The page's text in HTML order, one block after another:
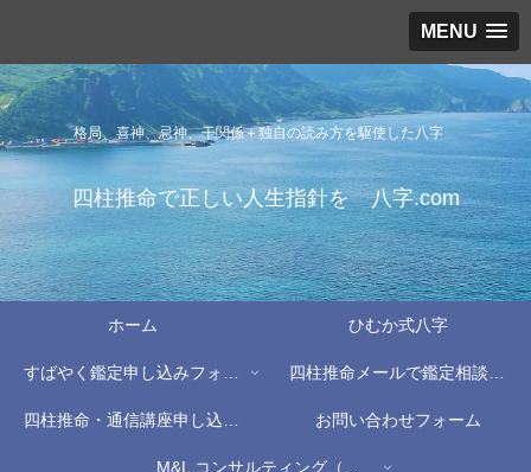
MENU
格局、喜神、忌神、干関係＋独自の読み方を駆使した八字
四柱推命で正しい人生指針を 八字.com
ホーム ひむか式八字
お問い合わせフォーム